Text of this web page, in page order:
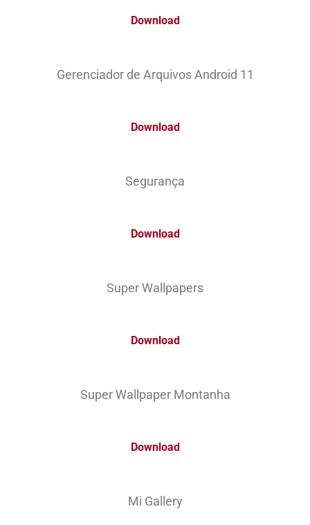
Download
Gerenciador de Arquivos Android 11
Download
Segurança
Download
Super Wallpapers
Download
Super Wallpaper Montanha
Download
Mi Gallery